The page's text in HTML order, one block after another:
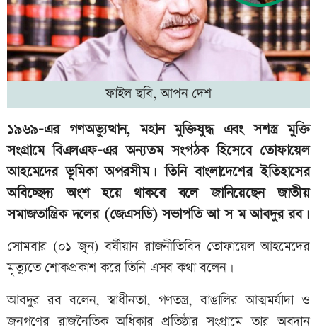
ফাইল ছবি, আপন দেশ
১৯৬৯-এর গণঅভ্যুত্থান, মহান মুক্তিযুদ্ধ এবং সশস্ত্র মুক্তি
সংগ্রামে বিএলএফ-এর অন্যতম সংগঠক হিসেবে তোফায়েল
আহমেদের ভূমিকা অপরসীম। তিনি বাংলাদেশের ইতিহাসের
অবিচ্ছেদ্য অংশ হয়ে থাকবে বলে জানিয়েছেন জাতীয়
সমাজতান্ত্রিক দলের (জেএসডি) সভাপতি আ স ম আবদুর রব।
সোমবার (০১ জুন) বর্ষীয়ান রাজনীতিবিদ তোফায়েল আহমেদের
মৃত্যুতে শোকপ্রকাশ করে তিনি এসব কথা বলেন।
আবদুর রব বলেন, স্বাধীনতা, গণতন্ত্র, বাঙালির আত্মমর্যাদা ও
জনগণের রাজনৈতিক অধিকার প্রতিষ্ঠার সংগ্রামে তার অবদান